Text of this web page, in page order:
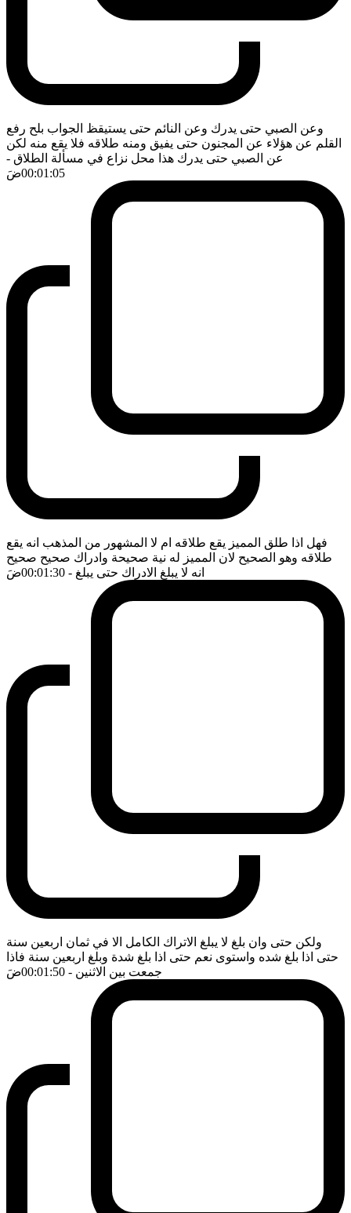
وعن الصبي حتى يدرك وعن النائم حتى يستيقظ الجواب بلح رفع
القلم عن هؤلاء عن المجنون حتى يفيق ومنه طلاقه فلا يقع منه لكن
عن الصبي حتى يدرك هذا محل نزاع في مسألة الطلاق -
00:01:05ضَ
فهل اذا طلق المميز يقع طلاقه ام لا المشهور من المذهب انه يقع
طلاقه وهو الصحيح لان المميز له نية صحيحة وادراك صحيح صحيح
انه لا يبلغ الادراك حتى يبلغ - 00:01:30 ضَ
ولكن حتى وان بلغ لا يبلغ الاتراك الكامل الا في ثمان اربعين سنة
حتى اذا بلغ شده واستوى نعم حتى اذا بلغ شدة وبلغ اربعين سنة فاذا
جمعت بين الاثنين - 00:01:50 ضَ